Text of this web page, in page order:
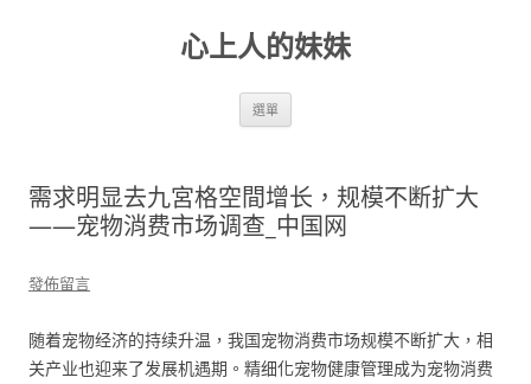
心上人的妹妹
選單
需求明显去九宮格空間增长，规模不断扩大
——宠物消费市场调查_中国网
發佈留言
随着宠物经济的持续升温，我国宠物消费市场规模不断扩大，相
关产业也迎来了发展机遇期。精细化宠物健康管理成为宠物消费